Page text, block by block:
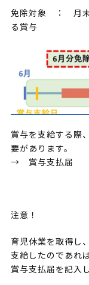
免除対象 ： 月末
る賞与
賞与を支給する際
要があります。
→ 賞与支払届
注意！
育児休業を取得し
支給したのであれば
賞与支払届を記入